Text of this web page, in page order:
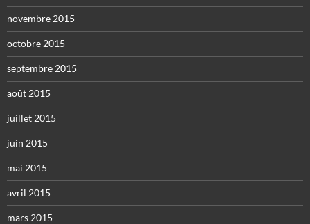
novembre 2015
octobre 2015
septembre 2015
août 2015
juillet 2015
juin 2015
mai 2015
avril 2015
mars 2015